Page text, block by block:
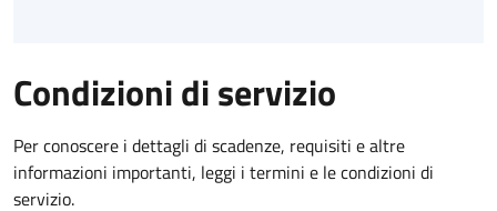
Condizioni di servizio
Per conoscere i dettagli di scadenze, requisiti e altre
informazioni importanti, leggi i termini e le condizioni di
servizio.